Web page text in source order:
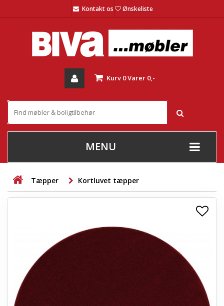
Kontakt os Ønskeliste
Kurv 0Varer 0,-
MENU
+
STUE
+
BØRNEMØBLER
KONTORMØBLER
+
OPBEVARING
Tæpper Kortluvet tæpper